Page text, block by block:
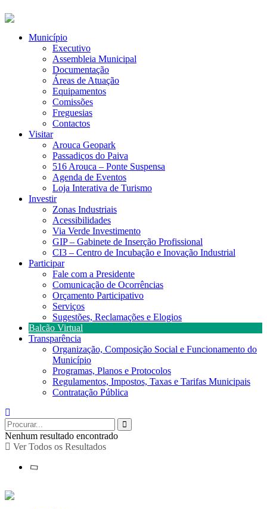
Município
Executivo
Assembleia Municipal
Documentação
Áreas de Atuação
Equipamentos
Comissões
Freguesias
Contactos
Visitar
Arouca Geopark
Passadiços do Paiva
516 Arouca – Ponte Suspensa
Agenda de Eventos
Loja Interativa de Turismo
Investir
Zonas Industriais
Acessibilidades
Via Verde Investimento
GIP – Gabinete de Inserção Profissional
CI3 – Centro de Incubação e Inovação Industrial
Participar
Fale com a Presidente
Comunicação de Ocorrências
Orçamento Participativo
Serviços
Sugestões, Reclamações e Elogios
Balcão Virtual
Transparência
Organização, Composição Social e Funcionamento do
Município
Programas, Planos e Protocolos
Regulamentos, Impostos, Taxas e Tarifas Municipais
Contratação Pública
Nenhum resultado encontrado
Ver Todos os Resultados